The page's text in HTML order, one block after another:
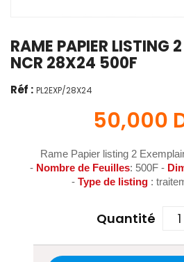
RAME PAPIER LISTING
NCR 28X24 500F
Réf : PL2EXP/28X24
50,000
Rame Papier listing 2
- Nombre de Feuilles: 500F -
- Type de listing:
Quantité